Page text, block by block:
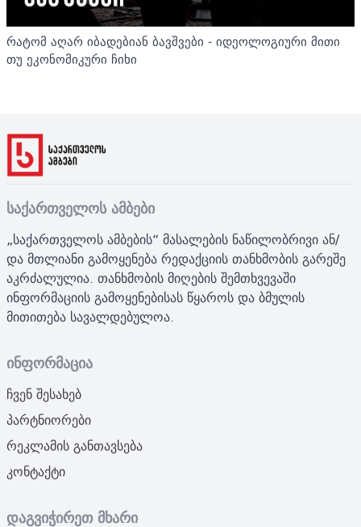
რატომ აღარ იბადებიან ბავშვები - იდეოლოგიური მითი
თუ ეკონომიკური ჩიხი
საქართველოს ამბები
„საქართველოს ამბების“ მასალების ნაწილობრივი ან/
და მთლიანი გამოყენება რედაქციის თანხმობის გარეშე
აკრძალულია. თანხმობის მიღების შემთხვევაში
ინფორმაციის გამოყენებისას წყაროს და ბმულის
მითითება სავალდებულოა.
ინფორმაცია
ჩვენ შესახებ
პარტნიორები
რეკლამის განთავსება
კონტაქტი
დაგვიჭირეთ მხარი